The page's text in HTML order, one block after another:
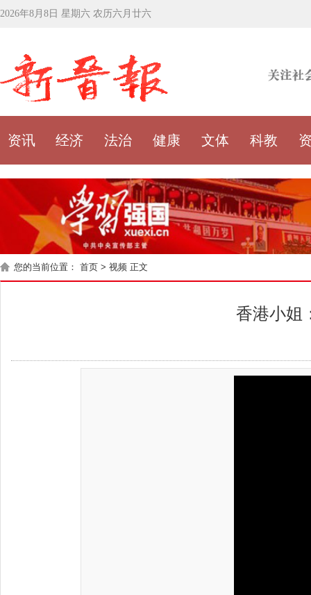
2026年8月8日 星期六 农历六月廿六
资讯 经济 法治 健康 文体 科教
您的当前位置： 首页 > 视频 正文
香港小姐